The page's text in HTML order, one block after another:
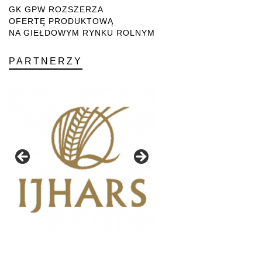
GK GPW ROZSZERZA
OFERTĘ PRODUKTOWĄ
NA GIEŁDOWYM RYNKU ROLNYM
PARTNERZY